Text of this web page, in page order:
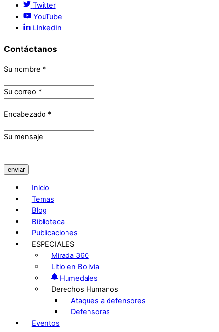
Twitter
YouTube
LinkedIn
Contáctanos
Su nombre *
Su correo *
Encabezado *
Su mensaje
enviar
Inicio
Temas
Blog
Biblioteca
Publicaciones
ESPECIALES
Mirada 360
Litio en Bolivia
Humedales
Derechos Humanos
Ataques a defensores
Defensoras
Eventos